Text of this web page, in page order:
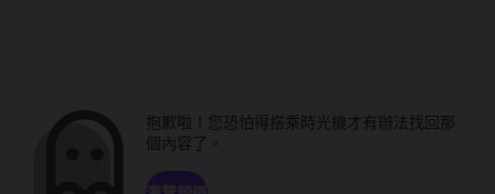
抱歉啦！您恐怕得搭乘時光機才有辦法找回那
個內容了。